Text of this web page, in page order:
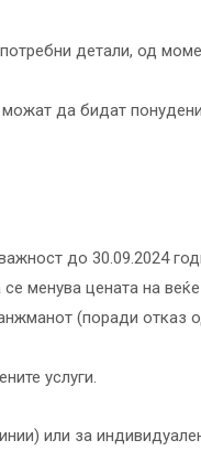
детали, од
да бидат
до 30.09.2024
менува цената на веќе
(поради отказ
услуги.
или за